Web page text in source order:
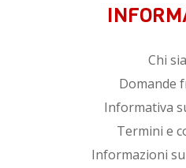
Chi
Domande
Informativa
Termini e
Informazioni